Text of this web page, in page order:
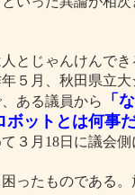
とじゃんけんで
５月、秋田県立
ある議員から
「
ボットとは何事
３月18日に議会
ったものである